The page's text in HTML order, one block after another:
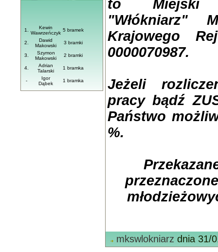
1.
Kewin
Wawrzeńczyk
5 bramek
2.
Dawid
Makowski
3 bramki
3.
Szymon
Makowski
2 bramki
4.
Adrian
Talarski
1 bramka
-
Igor
Dąbek
1 bramka
to Miejski
"Włókniarz"
Krajowego
0000070987.
Jeżeli
pracy bądź
Państwo
%.
mkswlokniarz dnia 31/